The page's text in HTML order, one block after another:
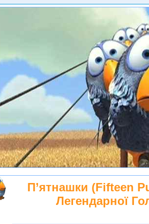
П’ятнашки (Fifteen
Легендарної